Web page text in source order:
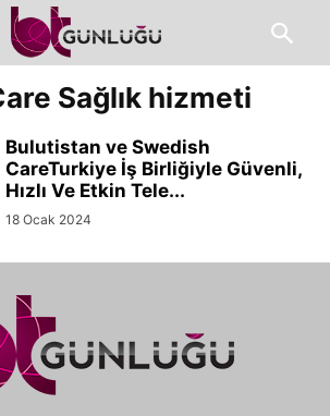
Sağlık hizmeti
Bulutistan ve Swedish
CareTurkiye İş Birliğiyle Güvenli,
Hızlı Ve Etkin Tele...
18 Ocak 2024